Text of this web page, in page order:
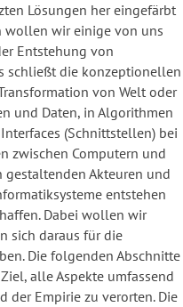
Lösungen her eingefärbt
wollen wir einige von uns
Entstehung von
schließt die konzeptionellen
von Welt oder
und Daten, in Algorithmen
(Schnittstellen) bei
zwischen Computern und
gestaltenden Akteuren und
entstehen
Dabei wollen wir
sich daraus für die
Die folgenden Abschnitte
alle Aspekte umfassend
der Empirie zu verorten. Die